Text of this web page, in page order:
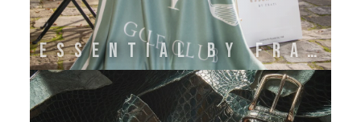
ESSENTIAL BY FRATI